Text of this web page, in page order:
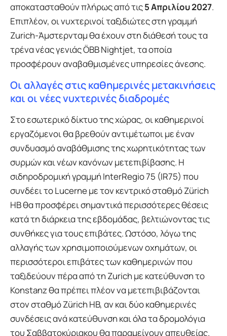
αποκατασταθούν πλήρως από τις5 Απριλίου 2027.
Επιπλέον, οι νυχτερινοί ταξιδιώτες στη γραμμή
Zurich-Άμστερνταμ θα έχουν στη διάθεσή τους τα
τρένα νέας γενιάς ÖBB Nightjet, τα οποία
προσφέρουν αναβαθμισμένες υπηρεσίες άνεσης.
Οι αλλαγές στις καθημερινές μετακινήσεις
και οι νέες νυχτερινές διαδρομές
Στο εσωτερικό δίκτυο της χώρας, οι καθημερινοί
εργαζόμενοι θα βρεθούν αντιμέτωποι με έναν
συνδυασμό αναβάθμισης της χωρητικότητας των
συρμών και νέων κανόνων μετεπιβίβασης. Η
σιδηροδρομική γραμμή InterRegio 75 (IR75) που
συνδέει το Lucerne με τον κεντρικό σταθμό Zürich
HB θα προσφέρει σημαντικά περισσότερες θέσεις
κατά τη διάρκεια της εβδομάδας, βελτιώνοντας τις
συνθήκες για τους επιβάτες. Ωστόσο, λόγω της
αλλαγής των χρησιμοποιούμενων οχημάτων, οι
περισσότεροι επιβάτες των καθημερινών που
ταξιδεύουν πέρα από τη Zurich με κατεύθυνση το
Konstanz θα πρέπει πλέον να μετεπιβιβάζονται
στον σταθμό Zürich HB, αν και δύο καθημερινές
συνδέσεις ανά κατεύθυνση και όλα τα δρομολόγια
του Σαββατοκύριακου θα παραμείνουν απευθείας.